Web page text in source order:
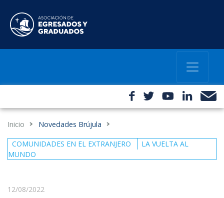
Inicio Novedades Brújula
COMUNIDADES EN EL EXTRANJERO
LA VUELTA AL
MUNDO
12/08/2022